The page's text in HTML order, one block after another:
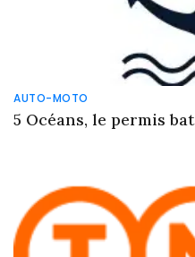
AUTO-MOTO
5 Océans, le permis